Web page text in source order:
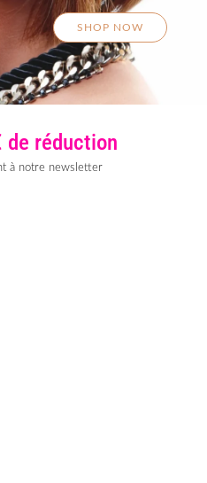
SHOP NOW
de réduction
à notre newsletter